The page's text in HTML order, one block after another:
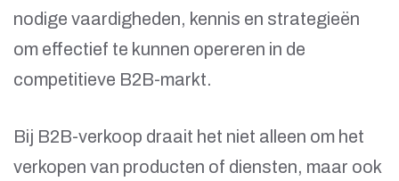
nodige vaardigheden, kennis en strategieën
om effectief te kunnen opereren in de
competitieve B2B-markt.
Bij B2B-verkoop draait het niet alleen om het
verkopen van producten of diensten, maar ook